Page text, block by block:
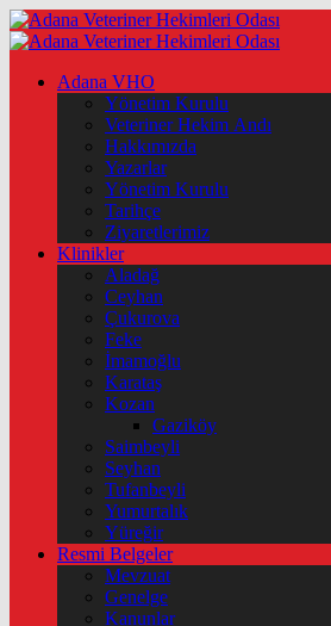
Adana VHO
Yönetim Kurulu
Veteriner Hekim Andı
Hakkımızda
Yazarlar
Yönetim Kurulu
Tarihçe
Ziyaretlerimiz
Klinikler
Aladağ
Ceyhan
Çukurova
Feke
İmamoğlu
Karataş
Kozan
Gaziköy
Saimbeyli
Seyhan
Tufanbeyli
Yumurtalık
Yüreğir
Resmi Belgeler
Mevzuat
Genelge
Kanunlar